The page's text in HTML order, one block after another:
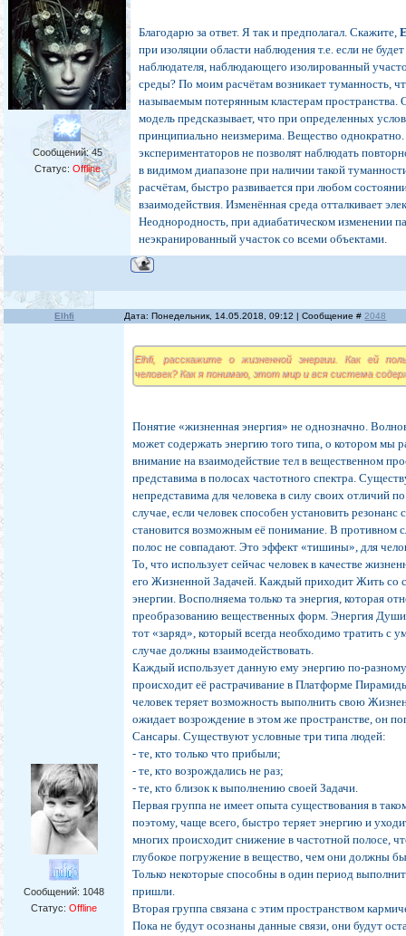
Сообщений:45
Статус: Offline
Благодарю за ответ. Я так и предполагал. Скажите,
при изоляции области наблюдения т.е. если не
наблюдателя, наблюдающего изолированный
среды? По моим расчётам возникает туманность,
называемым потерянным кластерам пространства.
модель предсказывает, что при определенных
принципиально неизмерима. Вещество
экспериментаторов не позволят наблюдать
в видимом диапазоне при наличии такой
расчётам, быстро развивается при любом
взаимодействия. Изменённая среда отталкивает
Неоднородность, при адиабатическом изменении
неэкранированный участок со всеми объектами.
Elhfi Дата: Понедельник, 14.05.2018, 09:12 | Сообщение #2048
Сообщений: 1048
Статус:Offline
Elhfi, расскажите о жизненной энергии. Как ей
человек? Как я понимаю, этот мир и вся система
Понятие «жизненная энергия» не однозначно.
может содержать энергию того типа, о котором мы
внимание на взаимодействие тел в вещественном
представима в полосах частотного спектра.
непредставима для человека в силу своих отличий
случае, если человек способен установить резонанс
становится возможным её понимание. В противном
полос не совпадают. Это эффект «тишины», для
То, что использует сейчас человек в качестве
его Жизненной Задачей. Каждый приходит Жить со
энергии. Восполняема только та энергия, которая
преобразованию вещественных форм. Энергия Души
тот «заряд», который всегда необходимо тратить с
случае должны взаимодействовать.
Каждый использует данную ему энергию по-
происходит её растрачивание в Платформе
человек теряет возможность выполнить свою
ожидает возрождение в этом же пространстве, он
Сансары. Существуют условные три типа людей:
- те, кто только что прибыли;
- те, кто возрождались не раз;
- те, кто близок к выполнению своей Задачи.
Первая группа не имеет опыта существования в
поэтому, чаще всего, быстро теряет энергию и
многих происходит снижение в частотной полосе,
глубокое погружение в вещество, чем они должны
Только некоторые способны в один период
пришли.
Вторая группа связана с этим пространством
Пока не будут осознаны данные связи, они будут